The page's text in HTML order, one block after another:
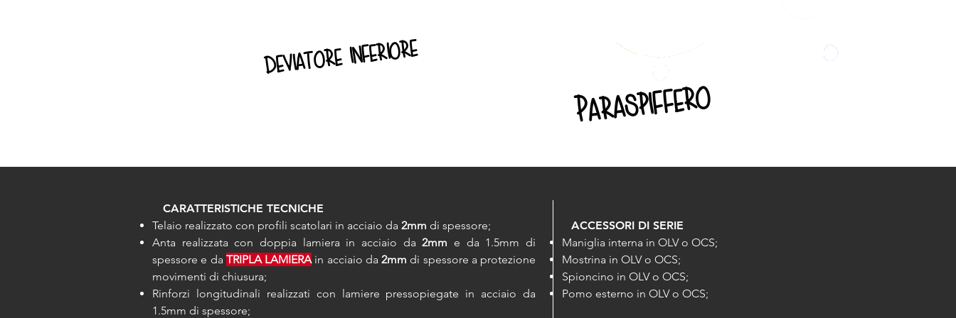
deviatore inferiore
Paraspiffero
CARATTERISTICHE TECNICHE
Telaio realizzato con profili scatolari in acciaio da 2mm di spessore;
Anta realizzata con doppia lamiera in acciaio da2mm e da 1.5mm di
spessore e da TRIPLA LAMIERAin acciaio da 2mm di spessore a protezione
movimenti di chiusura;
Rinforzi longitudinali realizzati con lamiere pressopiegate in acciaio da
1.5mm di spessore;
ACCESSORI DI SERIE
Maniglia interna in OLV o OCS;
Mostrina in OLV o OCS;
Spioncino in OLV o OCS;
Pomo esterno in OLV o OCS;